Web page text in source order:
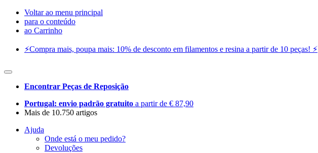
Voltar ao menu principal
para o conteúdo
ao Carrinho
⚡️Compra mais, poupa mais: 10% de desconto em filamentos e resina a partir de 10 peças! ⚡️
Encontrar Peças de Reposição
Portugal: envio padrão gratuito a partir de € 87,90
Mais de 10.750 artigos
Ajuda
Onde está o meu pedido?
Devoluções